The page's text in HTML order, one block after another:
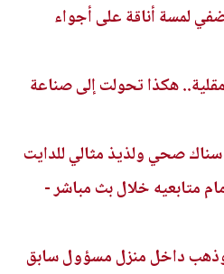
لمسة أناقة على أجواء
هكذا تحولت إلى صناعة
سناك صحي ولذيذ مثالي للدايت
متابعيه خلال بث مباشر -
داخل منزل مسؤول سابق